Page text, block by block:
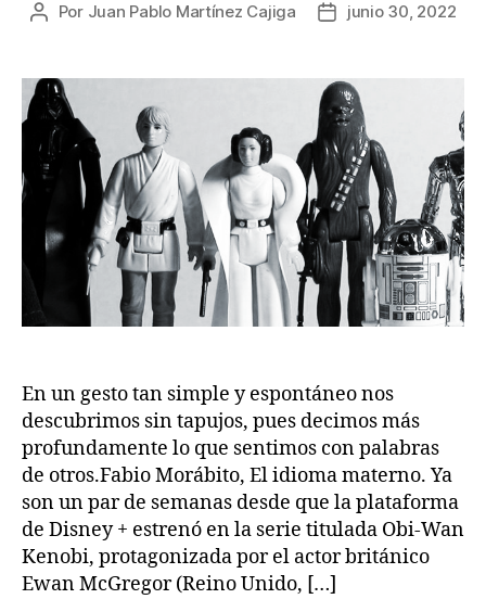
Autor
publicación
Por Juan Pablo Martínez Cajiga
Fecha
publicación
junio 30, 2022
En un gesto tan simple y espontáneo nos
descubrimos sin tapujos, pues decimos más
profundamente lo que sentimos con palabras
de otros.Fabio Morábito, El idioma materno. Ya
son un par de semanas desde que la plataforma
de Disney + estrenó en la serie titulada Obi-Wan
Kenobi, protagonizada por el actor británico
Ewan McGregor (Reino Unido, […]